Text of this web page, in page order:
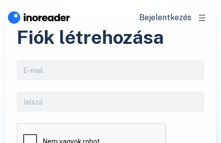
Bejelentkezés
Fiók létrehozása